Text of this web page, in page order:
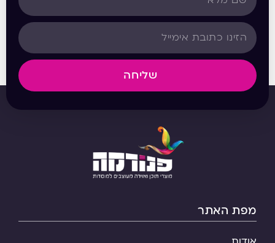
שליחה
מפת האתר